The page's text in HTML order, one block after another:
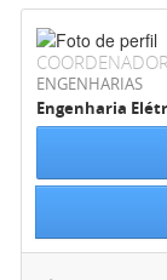
ENGENHARIAS
Engenharia